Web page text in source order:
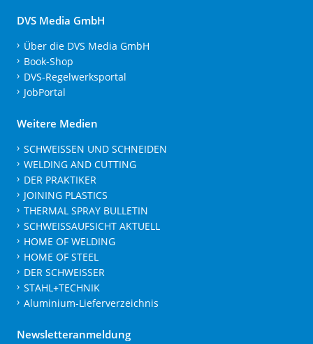
DVS Media GmbH
Über die DVS Media GmbH
Book-Shop
DVS-Regelwerksportal
JobPortal
Weitere Medien
SCHWEISSEN UND SCHNEIDEN
WELDING AND CUTTING
DER PRAKTIKER
JOINING PLASTICS
THERMAL SPRAY BULLETIN
SCHWEISSAUFSICHT AKTUELL
HOME OF WELDING
HOME OF STEEL
DER SCHWEISSER
STAHL+TECHNIK
Aluminium-Lieferverzeichnis
Newsletteranmeldung